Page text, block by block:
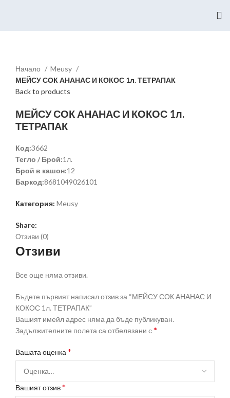
Начало
Meusy
МЕЙСУ СОК АНАНАС И КОКОС 1л. ТЕТРАПАК
Back to products
МЕЙСУ СОК АНАНАС И КОКОС 1л.
ТЕТРАПАК
Код:3662
Тегло / Брой:1л.
Брой в кашон:12
Баркод:8681049026101
Категория: Meusy
Share:
Отзиви (0)
Отзиви
Все още няма отзиви.
Бъдете първият написал отзив за “МЕЙСУ СОК АНАНАС И
КОКОС 1л. ТЕТРАПАК”
Вашият имейл адрес няма да бъде публикуван.
Задължителните полета са отбелязани с*
Вашата оценка *
Вашият отзив*